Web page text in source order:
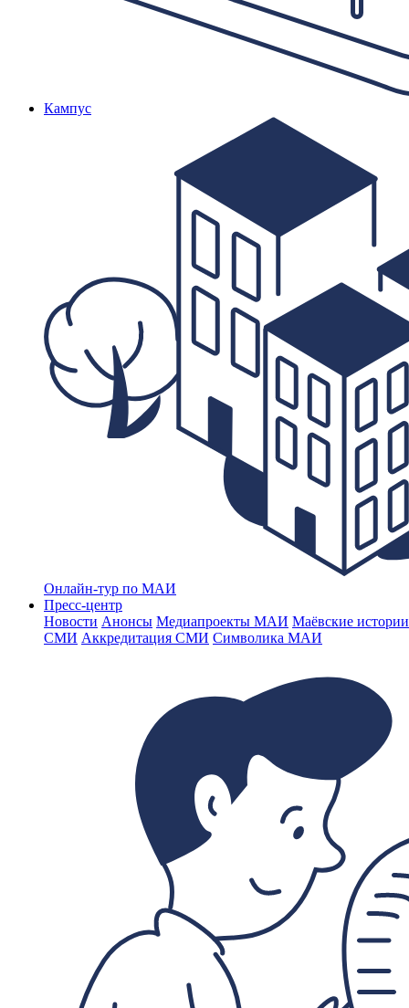
Кампус
Онлайн-тур по МАИ
Пресс-центр
Новости Анонсы Медиапроекты МАИ Маёвские
СМИ Аккредитация СМИ Символика МАИ